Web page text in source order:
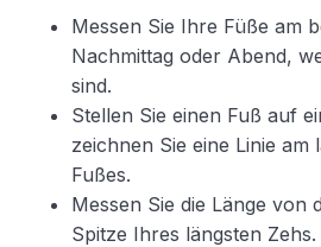
Messen Sie Ihre Füße am
Nachmittag oder Abend,
sind.
Stellen Sie einen Fuß auf
zeichnen Sie eine Linie am
Fußes.
Messen Sie die Länge von
Spitze Ihres längsten Zehs.